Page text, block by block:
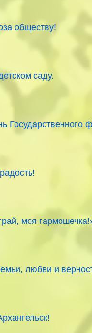
обществу!
саду.
Государственного
моя
любви и